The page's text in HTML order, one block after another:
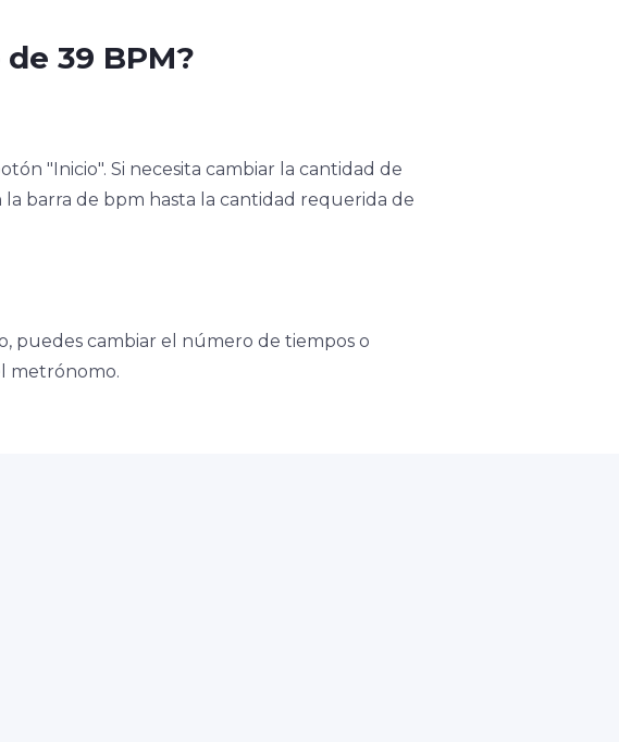
39 BPM?
"Inicio". Si necesita cambiar la cantidad de
barra de bpm hasta la cantidad requerida de
puedes cambiar el número de tiempos o
metrónomo.